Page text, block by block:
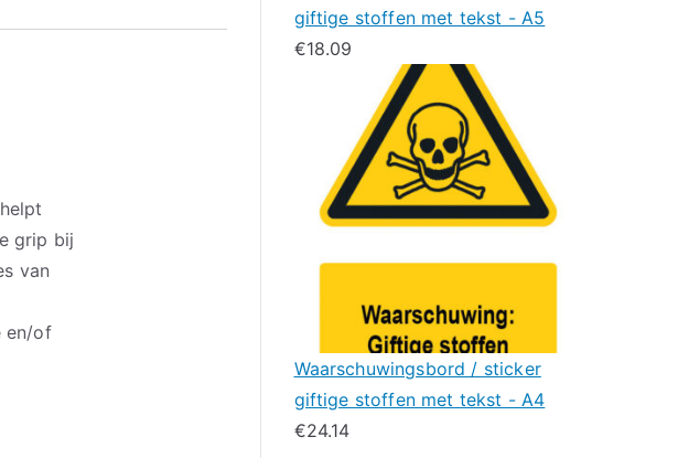
grip bij
van
en/of
giftige stoffen met tekst - A5
€18.09
Waarschuwingsbord / sticker
giftige stoffen met tekst - A4
€24.14